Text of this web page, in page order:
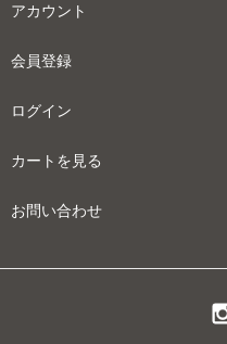
アカウント
会員登録
ログイン
カートを見る
お問い合わせ